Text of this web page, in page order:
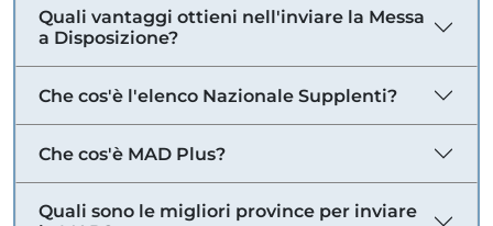
Quali vantaggi ottieni nell'inviare la Messa
a Disposizione?
Che cos'è l'elenco Nazionale Supplenti?
Che cos'è MAD Plus?
Quali sono le migliori province per inviare